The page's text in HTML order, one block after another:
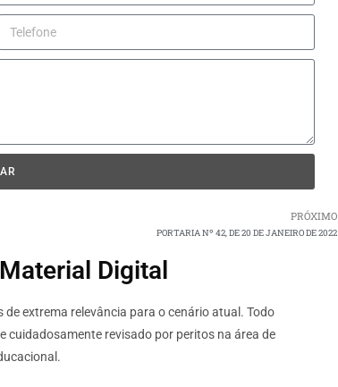
PRÓXIMO
PORTARIA Nº 42, DE 20 DE JANEIRO DE 2022
Digital
extrema relevância para o cenário atual. Todo
cuidadosamente revisado por peritos na área de